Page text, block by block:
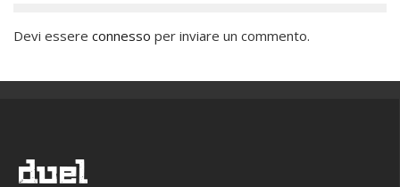
Devi essere connesso per inviare un commento.